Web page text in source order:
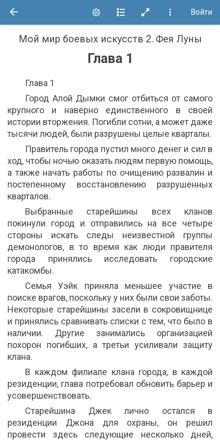
Войти
Мой мир боевых искусств 2. Фея Луны
Глава 1
Глава 1
Город Алой Дымки смог отбиться от самого
крупного и наверно единственного в своей
истории вторжения. Погибли сотни, а может даже
тысячи людей, были разрушены целые кварталы.
Правитель города пустил много денег и сил в
ход, чтобы ночью оказать людям первую помощь,
а также начать работы по очищению развалин и
постепенному восстановлению разрушенных
кварталов.
Выбранные старейшины всех кланов
покинули город и отправились на все четыре
стороны искать следы неизвестной группы
демонологов, в то время как люди правителя
города принялись исследовать городские
катакомбы.
Семья Уэйк приняла меньшее участие в
поиске врагов, поскольку у них были свои заботы.
Некоторые старейшины засели в сокровищнице
и принялись сравнивать списки с тем, что было в
наличии. Другие занимались организацией
похорон погибших, а третьи усиливали защиту
клана.
В каждом филиале клана города, в каждой
резиденции, глава потребовал обновить барьер и
усовершенствовать.
Старейшина Джек лично остался в
резиденции Джона для охраны, он решил
провести здесь следующие несколько дней,